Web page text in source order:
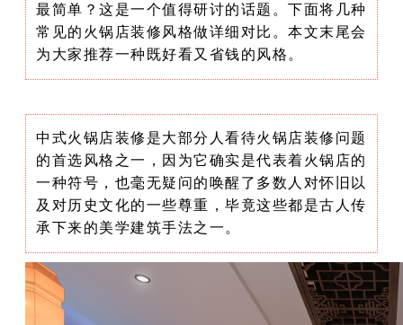
最简单？这是一个值得研讨的话题。下面将几种
常见的火锅店装修风格做详细对比。本文末尾会
为大家推荐一种既好看又省钱的风格。
中式火锅店装修是大部分人看待火锅店装修问题
的首选风格之一，因为它确实是代表着火锅店的
一种符号，也毫无疑问的唤醒了多数人对怀旧以
及对历史文化的一些尊重，毕竟这些都是古人传
承下来的美学建筑手法之一。